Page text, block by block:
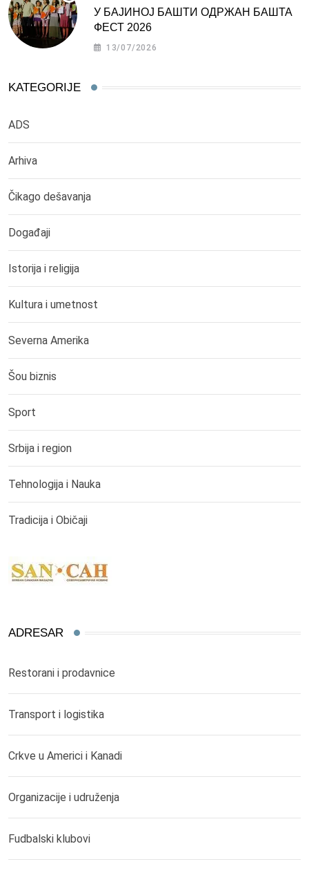
У БАЈИНОЈ БАШТИ ОДРЖАН БАШТА
ФЕСТ 2026
13/07/2026
KATEGORIJE
ADS
Arhiva
Čikago dešavanja
Događaji
Istorija i religija
Kultura i umetnost
Severna Amerika
Šou biznis
Sport
Srbija i region
Tehnologija i Nauka
Tradicija i Običaji
ADRESAR
Restorani i prodavnice
Transport i logistika
Crkve u Americi i Kanadi
Organizacije i udruženja
Fudbalski klubovi